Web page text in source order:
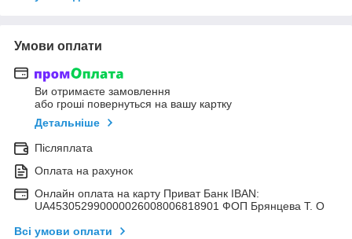
Умови оплати
Ви отримаєте замовлення
або гроші повернуться на вашу картку
Детальніше
Післяплата
Оплата на рахунок
Онлайн оплата на карту Приват Банк IBAN:
UA453052990000026008006818901 ФОП Брянцева Т. О
Всі умови оплати